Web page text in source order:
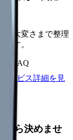
な大変さまで整理
す。
前FAQ
サービス詳細を見
から決めませ